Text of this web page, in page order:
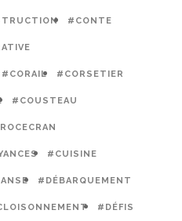
#CONTE
#CORAIL #CORSETIER
#COUSTEAU
#CUISINE
#DÉBARQUEMENT
#DÉFIS